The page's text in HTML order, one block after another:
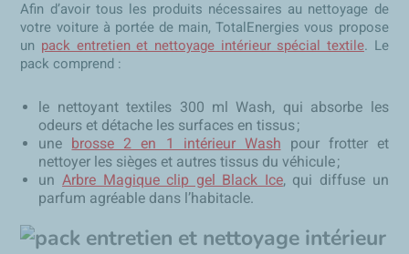
Afin d’avoir tous les produits nécessaires au nettoyage de
votre voiture à portée de main, TotalEnergies vous propose
un pack entretien et nettoyage intérieur spécial textile. Le
pack comprend :
le nettoyant textiles 300 ml Wash, qui absorbe les
odeurs et détache les surfaces en tissus ;
une brosse 2 en 1 intérieur Wash pour frotter et
nettoyer les sièges et autres tissus du véhicule ;
un Arbre Magique clip gel Black Ice, qui diffuse un
parfum agréable dans l’habitacle.